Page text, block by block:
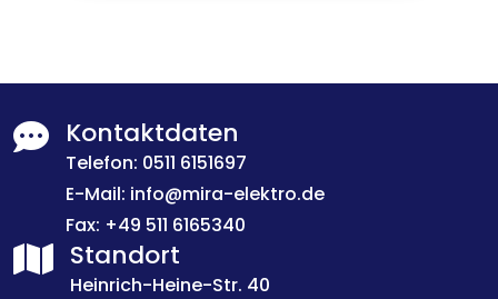
 Kontaktdaten
Telefon: 0511 6151697
E-Mail: info@mira-elektro.de
Fax: +49 511 6165340
 Standort
Heinrich-Heine-Str. 40